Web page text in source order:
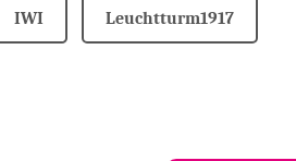
IWI Leuchtturm1917